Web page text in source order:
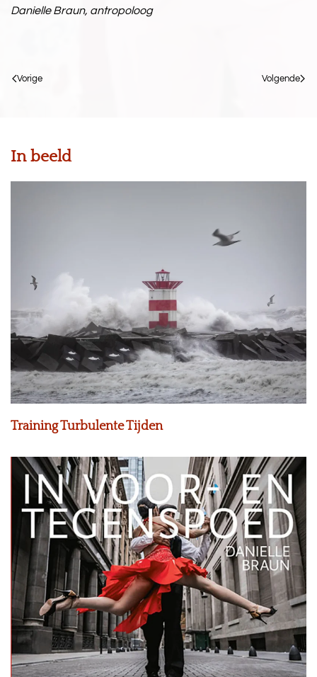
Danielle Braun, antropoloog
Vorige Volgende
In beeld
Training Turbulente Tijden